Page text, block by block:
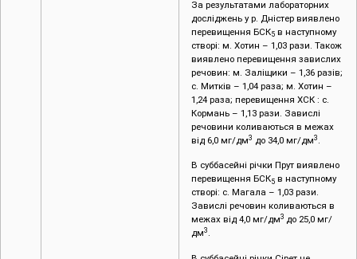
За результатами лабораторних
досліджень у р. Дністер виявлено
перевищення БСК5 в наступному
створі: м. Хотин – 1,03 рази. Також
виявлено перевищення завислих
речовин: м. Заліщики – 1,36 разів;
с. Митків ­­– 1,04 раза; м. Хотин ­–
1,24 раза; перевищення ХСК : с.
Кормань – 1,13 рази. Завислі
речовини коливаються в межах
від 6,0 мг/дм3 до 34,0 мг/дм3 .
В суббасейні річки Прут виявлено
перевищення БСК5 в наступному
створі: с. Магала – 1,03 рази.
Завислі речовин коливаються в
межах від 4,0 мг/дм3 до 25,0 мг/
дм3 .